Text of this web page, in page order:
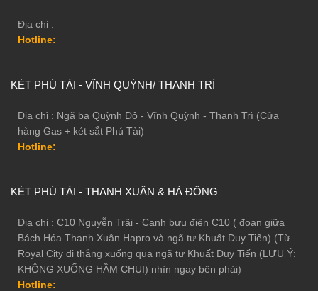
Địa chỉ :
Hotline:
KÉT PHÚ TÀI - VĨNH QUỲNH/ THANH TRÌ
Địa chỉ : Ngã ba Quỳnh Đô - Vĩnh Quỳnh - Thanh Trì (Cửa
hàng Gas + két sắt Phú Tài)
Hotline:
KÉT PHÚ TÀI - THANH XUÂN & HÀ ĐÔNG
Địa chỉ : C10 Nguyễn Trãi - Cạnh bưu điện C10 ( đoạn giữa
Bách Hóa Thanh Xuân Hapro và ngã tư Khuất Duy Tiến) (Từ
Royal City đi thẳng xuống qua ngã tư Khuất Duy Tiến (LƯU Ý:
KHÔNG XUỐNG HẦM CHUI) nhìn ngay bên phải)
Hotline: